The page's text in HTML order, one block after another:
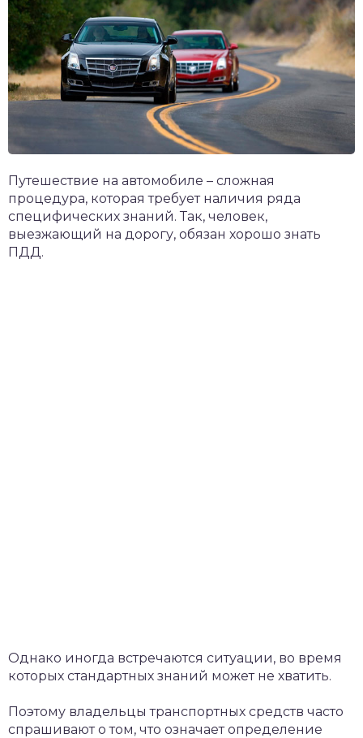
Путешествие на автомобиле – сложная
процедура, которая требует наличия ряда
специфических знаний. Так, человек,
выезжающий на дорогу, обязан хорошо знать
ПДД.
Однако иногда встречаются ситуации, во время
которых стандартных знаний может не хватить.
Поэтому владельцы транспортных средств часто
спрашивают о том, что означает определение